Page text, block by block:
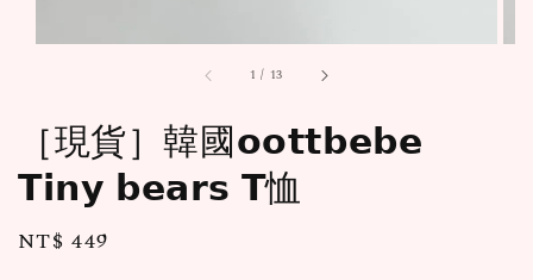
1 / 13
［現貨］韓國𝗼𝗼𝘁𝘁𝗯𝗲𝗯𝗲
𝗧𝗶𝗻𝘆 𝗯𝗲𝗮𝗿𝘀 𝗧恤
Regular
NT$ 449